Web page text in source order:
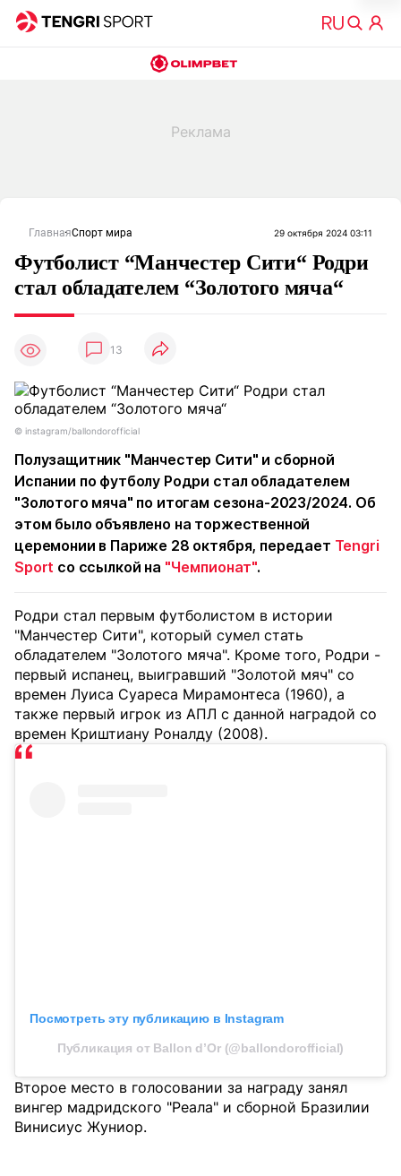
ГлавнаяСпорт мира 29 октября 2024 03:11
Футболист “Манчестер Сити“ Родри
стал обладателем “Золотого мяча“
13
©️ instagram/ballondorofficial
Полузащитник "Манчестер Сити" и сборной
Испании по футболу Родри стал обладателем
"Золотого мяча" по итогам сезона-2023/2024. Об
этом было объявлено на торжественной
церемонии в Париже 28 октября, передает Tengri
Sport со ссылкой на "Чемпионат".
Родри стал первым футболистом в истории
"Манчестер Сити", который сумел стать
обладателем "Золотого мяча". Кроме того, Родри -
первый испанец, выигравший "Золотой мяч" со
времен Луиса Суареса Мирамонтеса (1960), а
также первый игрок из АПЛ с данной наградой со
времен Криштиану Роналду (2008).
Посмотреть эту публикацию в Instagram
Публикация от Ballon d’Or (@ballondorofficial)
Второе место в голосовании за награду занял
вингер мадридского "Реала" и сборной Бразилии
Винисиус Жуниор.